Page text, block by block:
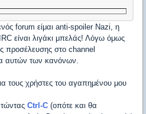
forum είμαι anti-spoiler Nazi, η
είναι λιγάκι μπελάς! Λόγω όμως
προσέλευσης στο channel
αυτών των κανόνων.
τους χρήστες του αγαπημένου μου
Ctrl-C (οπότε και θα